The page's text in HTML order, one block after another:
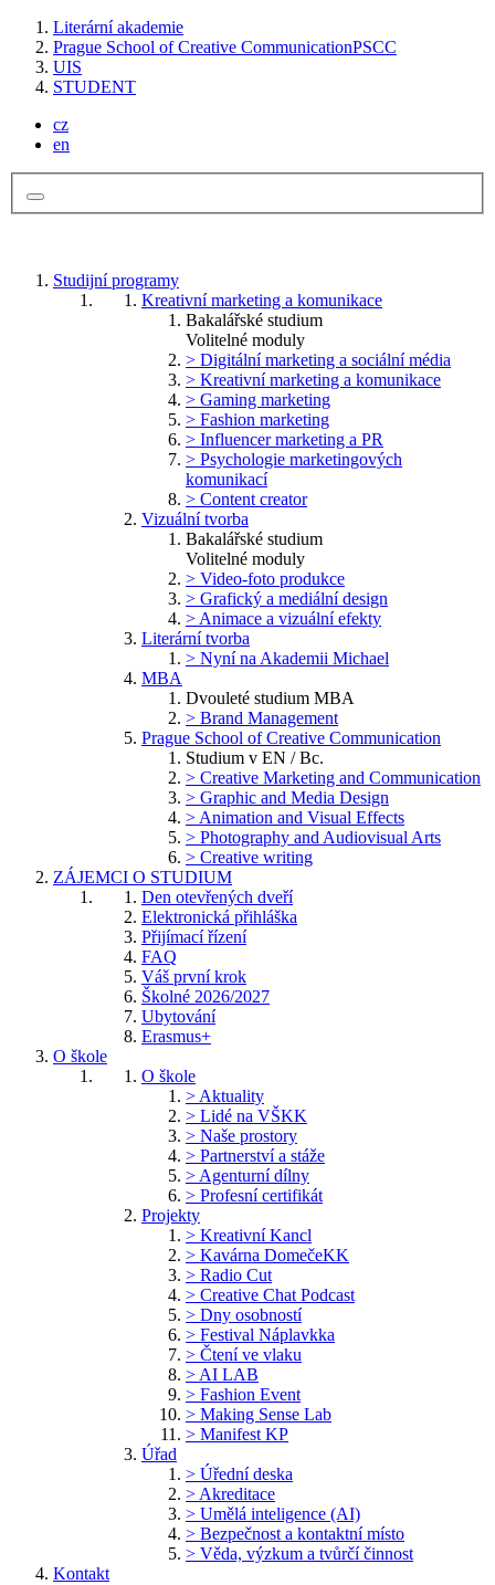
Literární akademie
Prague School of Creative CommunicationPSCC
UIS
STUDENT
cz
en
Studijní programy
Kreativní marketing a komunikace
Bakalářské studium
Volitelné moduly
> Digitální marketing a sociální média
> Kreativní marketing a komunikace
> Gaming marketing
> Fashion marketing
> Influencer marketing a PR
> Psychologie marketingových
komunikací
> Content creator
Vizuální tvorba
Bakalářské studium
Volitelné moduly
> Video-foto produkce
> Grafický a mediální design
> Animace a vizuální efekty
Literární tvorba
> Nyní na Akademii Michael
MBA
Dvouleté studium MBA
> Brand Management
Prague School of Creative Communication
Studium v EN / Bc.
> Creative Marketing and Communication
> Graphic and Media Design
> Animation and Visual Effects
> Photography and Audiovisual Arts
> Creative writing
ZÁJEMCI O STUDIUM
Den otevřených dveří
Elektronická přihláška
Přijímací řízení
FAQ
Váš první krok
Školné 2026/2027
Ubytování
Erasmus+
O škole
O škole
> Aktuality
> Lidé na VŠKK
> Naše prostory
> Partnerství a stáže
> Agenturní dílny
> Profesní certifikát
Projekty
> Kreativní Kancl
> Kavárna DomečeKK
> Radio Cut
> Creative Chat Podcast
> Dny osobností
> Festival Náplavkka
> Čtení ve vlaku
> AI LAB
> Fashion Event
> Making Sense Lab
> Manifest KP
Úřad
> Úřední deska
> Akreditace
> Umělá inteligence (AI)
> Bezpečnost a kontaktní místo
> Věda, výzkum a tvůrčí činnost
Kontakt